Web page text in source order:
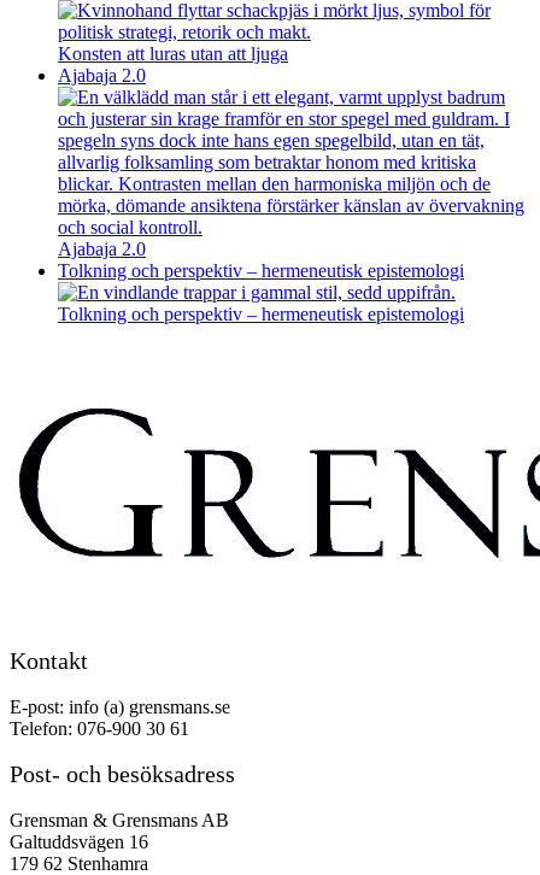
Konsten att luras utan att ljuga
Ajabaja 2.0
Ajabaja 2.0
Tolkning och perspektiv – hermeneutisk epistemologi
Tolkning och perspektiv – hermeneutisk epistemologi
Kontakt
E-post: info (a) grensmans.se
Telefon: 076-900 30 61
Post- och besöksadress
Grensman & Grensmans AB
Galtuddsvägen 16
179 62 Stenhamra